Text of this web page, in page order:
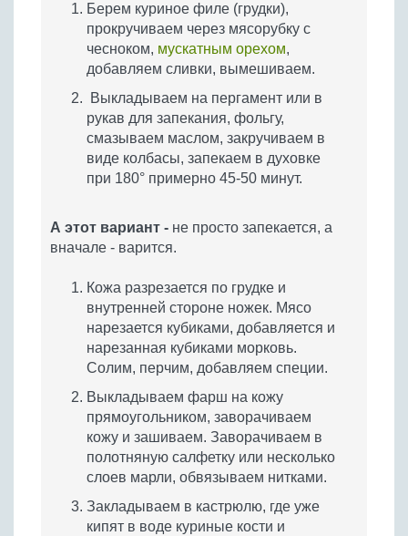
Берем куриное филе (грудки),
прокручиваем через мясорубку с
чесноком, мускатным орехом,
добавляем сливки, вымешиваем.
Выкладываем на пергамент или в
рукав для запекания, фольгу,
смазываем маслом, закручиваем в
виде колбасы, запекаем в духовке
при 180° примерно 45-50 минут.
А этот вариант - не просто запекается, а
вначале - варится.
Кожа разрезается по грудке и
внутренней стороне ножек. Мясо
нарезается кубиками, добавляется и
нарезанная кубиками морковь.
Солим, перчим, добавляем специи.
Выкладываем фарш на кожу
прямоугольником, заворачиваем
кожу и зашиваем. Заворачиваем в
полотняную салфетку или несколько
слоев марли, обвязываем нитками.
Закладываем в кастрюлю, где уже
кипят в воде куриные кости и